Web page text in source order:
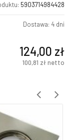
5903714984428
Dostawa: 4 dni
124,00 zł
100,81 złnetto